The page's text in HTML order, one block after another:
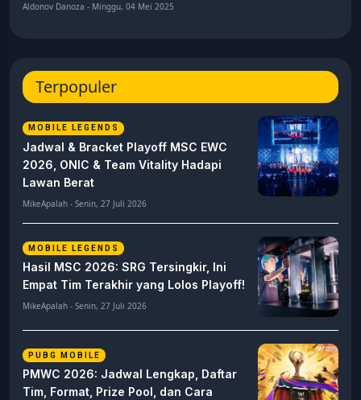
Aldonov Danoza - Minggu, 04 Mei 2025
Terpopuler
MOBILE LEGENDS
Jadwal & Bracket Playoff MSC EWC
2026, ONIC & Team Vitality Hadapi
Lawan Berat
MikeApalah - Senin, 27 Juli 2026
MOBILE LEGENDS
Hasil MSC 2026: SRG Tersingkir, Ini
Empat Tim Terakhir yang Lolos Playoff!
MikeApalah - Senin, 27 Juli 2026
PUBG MOBILE
PMWC 2026: Jadwal Lengkap, Daftar
Tim, Format, Prize Pool, dan Cara